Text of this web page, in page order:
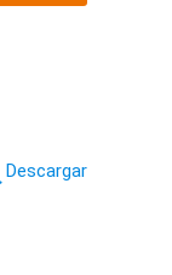
Descargar